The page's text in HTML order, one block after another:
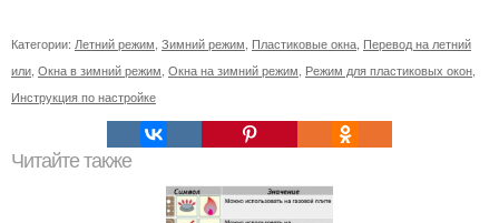
Категории: Летний режим Зимний режим Пластиковые окна Перевод на летний
или Окна в зимний режим Окна на зимний режим Режим для пластиковых окон
Инструкция по настройке
Читайте также